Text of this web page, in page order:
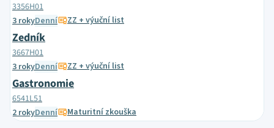
3356H01
3 rokyDenní ZZ + výuční list
Zedník
3667H01
3 rokyDenní ZZ + výuční list
Gastronomie
6541L51
2 rokyDenní Maturitní zkouška